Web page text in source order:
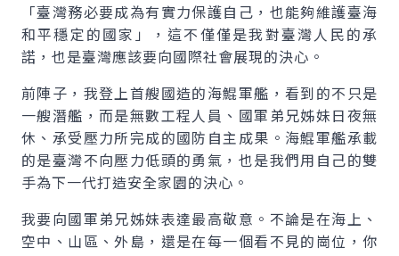
「臺灣務必要成為有實力保護自己，也能夠維護臺海
和平穩定的國家」，這不僅僅是我對臺灣人民的承
諾，也是臺灣應該要向國際社會展現的決心。
前陣子，我登上首艘國造的海鯤軍艦，看到的不只是
一艘潛艦，而是無數工程人員、國軍弟兄姊妹日夜無
休、承受壓力所完成的國防自主成果。海鯤軍艦承載
的是臺灣不向壓力低頭的勇氣，也是我們用自己的雙
手為下一代打造安全家園的決心。
我要向國軍弟兄姊妹表達最高敬意。不論是在海上、
空中、山區、外島，還是在每一個看不見的崗位，你